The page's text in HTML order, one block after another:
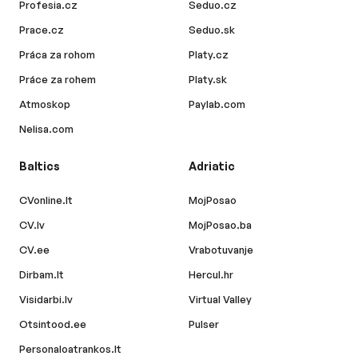
Profesia.cz
Prace.cz
Práca za rohom
Práce za rohem
Atmoskop
Nelisa.com
Seduo.cz
Seduo.sk
Platy.cz
Platy.sk
Paylab.com
Baltics
CVonline.lt
CV.lv
CV.ee
Dirbam.lt
Visidarbi.lv
Otsintood.ee
Personaloatrankos.lt
Adriatic
MojPosao
MojPosao.ba
Vrabotuvanje
Hercul.hr
Virtual Valley
Pulser